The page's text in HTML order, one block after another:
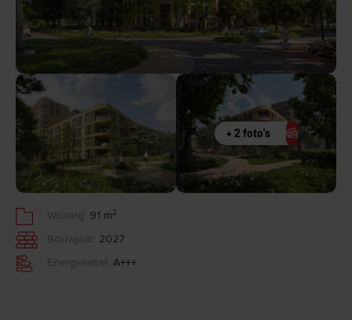
+ 2 foto's
Woning: 91 m 2
Bouwjaar: 2027
Energielabel: A+++